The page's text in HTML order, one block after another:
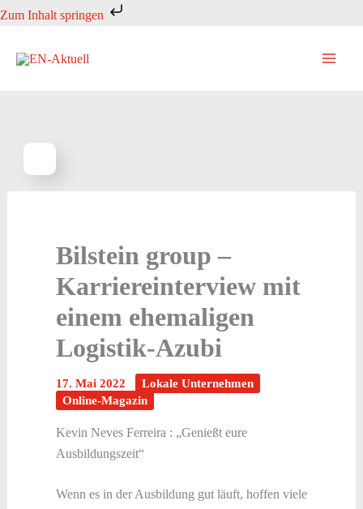
Zum Inhalt springen
Zum
springen
Bilstein group –
Karriereinterview mit
einem ehemaligen
Logistik-Azubi
17. Mai 2022
Lokale Unternehmen
Online-Magazin
Kevin Neves Ferreira : „Genießt eure
Ausbildungszeit“
Wenn es in der Ausbildung gut läuft, hoffen viele